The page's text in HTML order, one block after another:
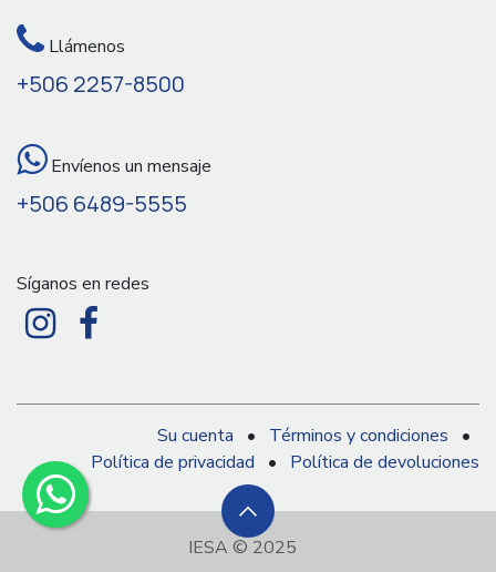
Llámenos
+506 2257-8500
Envíenos un mensaje
+506 6489-5555
Síganos en redes
Su cuenta • Términos y condiciones
•
Política de privacidad
• Política de devoluciones
IESA © 2025